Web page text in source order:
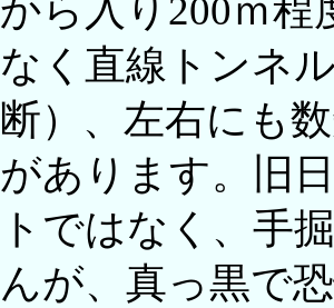
から入り200ｍ
なく直線トンネ
断）、左右にも
があります。旧
トではなく、手
んが、真っ黒で